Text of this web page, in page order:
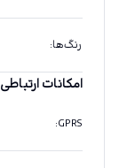
رنگ‌ها:
امکانات ارتباطی
GPRS
: